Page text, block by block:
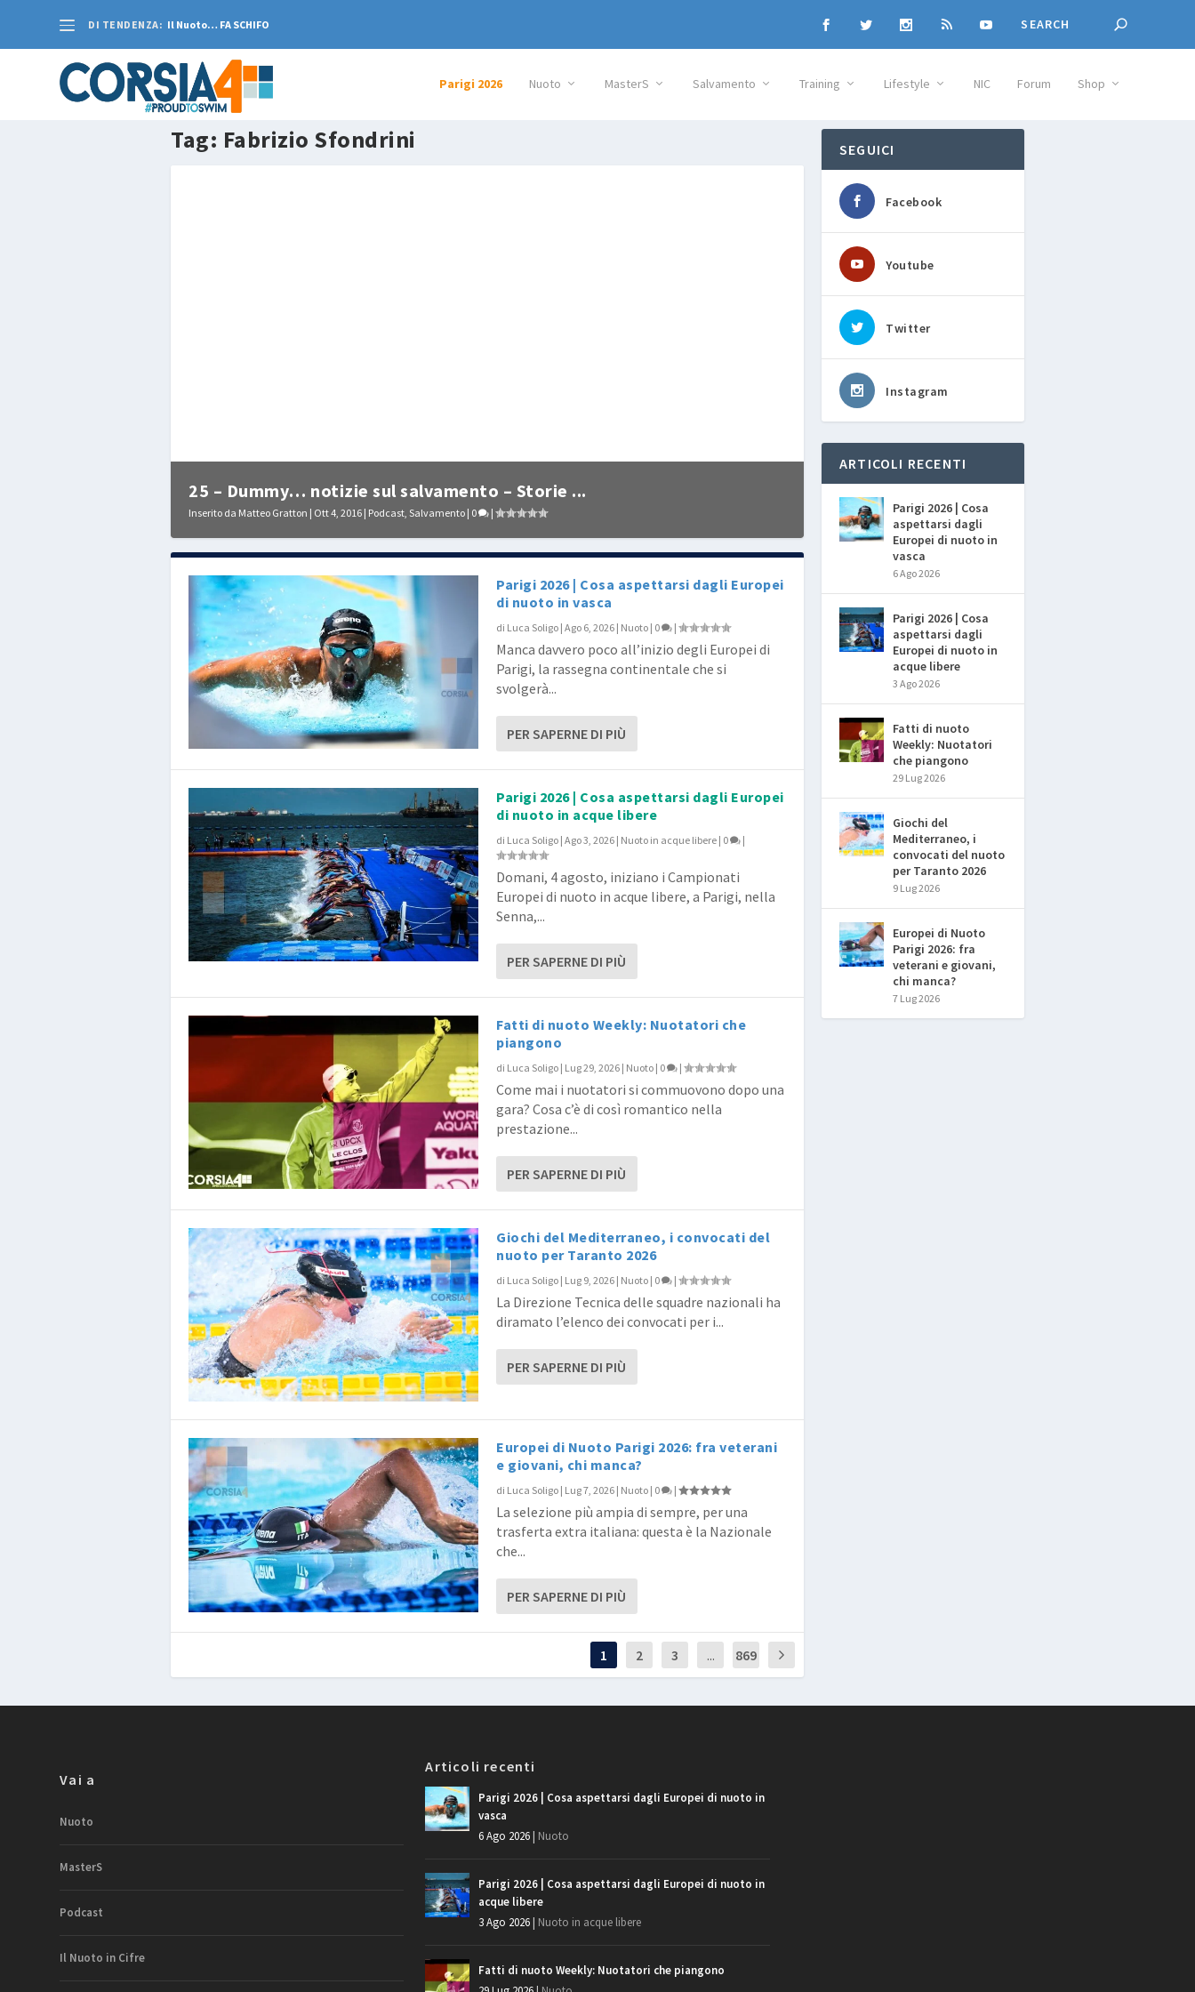
DI TENDENZA: Il Nuoto… FA SCHIFO
Parigi 2026 Nuoto MasterS Salvamento Training Lifestyle NIC Forum Shop
Tag: Fabrizio Sfondrini
25 – Dummy… notizie sul salvamento – Storie ...
Inserito da Matteo Gratton | Ott 4, 2016 | Podcast Salvamento | 0 |
Parigi 2026 | Cosa aspettarsi dagli Europei
di nuoto in vasca
di Luca Soligo | Ago 6, 2026 | Nuoto | 0 |
Manca davvero poco all’inizio degli Europei di
Parigi, la rassegna continentale che si
svolgerà...
PER SAPERNE DI PIÙ
Parigi 2026 | Cosa aspettarsi dagli Europei
di nuoto in acque libere
di Luca Soligo | Ago 3, 2026 | Nuoto in acque libere | 0 |
Domani, 4 agosto, iniziano i Campionati
Europei di nuoto in acque libere, a Parigi, nella
Senna,...
PER SAPERNE DI PIÙ
Fatti di nuoto Weekly: Nuotatori che
piangono
di Luca Soligo | Lug 29, 2026 | Nuoto | 0 |
Come mai i nuotatori si commuovono dopo una
gara? Cosa c’è di così romantico nella
prestazione...
PER SAPERNE DI PIÙ
Giochi del Mediterraneo, i convocati del
nuoto per Taranto 2026
di Luca Soligo | Lug 9, 2026 | Nuoto | 0 |
La Direzione Tecnica delle squadre nazionali ha
diramato l’elenco dei convocati per i...
PER SAPERNE DI PIÙ
Europei di Nuoto Parigi 2026: fra veterani
e giovani, chi manca?
di Luca Soligo | Lug 7, 2026 | Nuoto | 0 |
La selezione più ampia di sempre, per una
trasferta extra italiana: questa è la Nazionale
che...
PER SAPERNE DI PIÙ
1 2 3 ... 869
SEGUICI
Facebook
Youtube
Twitter
Instagram
ARTICOLI RECENTI
Parigi 2026 | Cosa
aspettarsi dagli
Europei di nuoto in
vasca
6 Ago 2026
Parigi 2026 | Cosa
aspettarsi dagli
Europei di nuoto in
acque libere
3 Ago 2026
Fatti di nuoto
Weekly: Nuotatori
che piangono
29 Lug 2026
Giochi del
Mediterraneo, i
convocati del nuoto
per Taranto 2026
9 Lug 2026
Europei di Nuoto
Parigi 2026: fra
veterani e giovani,
chi manca?
7 Lug 2026
Vai a
Nuoto
MasterS
Podcast
Il Nuoto in Cifre
Articoli recenti
Parigi 2026 | Cosa aspettarsi dagli Europei di nuoto in
vasca
6 Ago 2026| Nuoto
Parigi 2026 | Cosa aspettarsi dagli Europei di nuoto in
acque libere
3 Ago 2026| Nuoto in acque libere
Fatti di nuoto Weekly: Nuotatori che piangono